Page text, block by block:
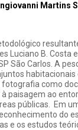
Martins
Luciano B. Costa
São Carlos. A
como
paisagem ao
públicas. Em
do
e os estudos